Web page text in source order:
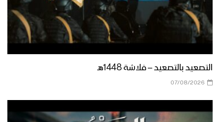
التصعيد بالتصعيد – فلاشة 1448هـ
07/08/2026